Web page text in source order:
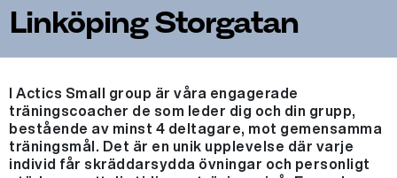
Linköping Storgatan
I Actics Small group är våra engagerade
träningscoacher de som leder dig och din grupp,
bestående av minst 4 deltagare, mot gemensamma
träningsmål. Det är en unik upplevelse där varje
individ får skräddarsydda övningar och personligt